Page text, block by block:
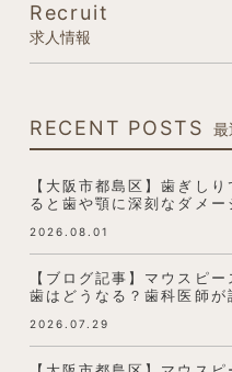
Recruit
求人情報
RECENT POSTS
【大阪市都島区】歯ぎし
ると歯や顎に深刻なダメー
2026.08.01
【ブログ記事】マウスピ
歯はどうなる？歯科医師が
2026.07.29